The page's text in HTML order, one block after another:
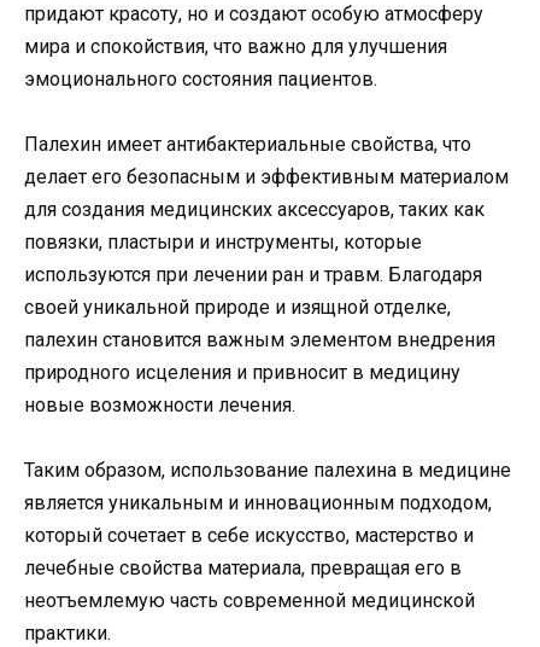
придают красоту, но и создают особую атмосферу
мира и спокойствия, что важно для улучшения
эмоционального состояния пациентов.
Палехин имеет антибактериальные свойства, что
делает его безопасным и эффективным материалом
для создания медицинских аксессуаров, таких как
повязки, пластыри и инструменты, которые
используются при лечении ран и травм. Благодаря
своей уникальной природе и изящной отделке,
палехин становится важным элементом внедрения
природного исцеления и привносит в медицину
новые возможности лечения.
Таким образом, использование палехина в медицине
является уникальным и инновационным подходом,
который сочетает в себе искусство, мастерство и
лечебные свойства материала, превращая его в
неотъемлемую часть современной медицинской
практики.